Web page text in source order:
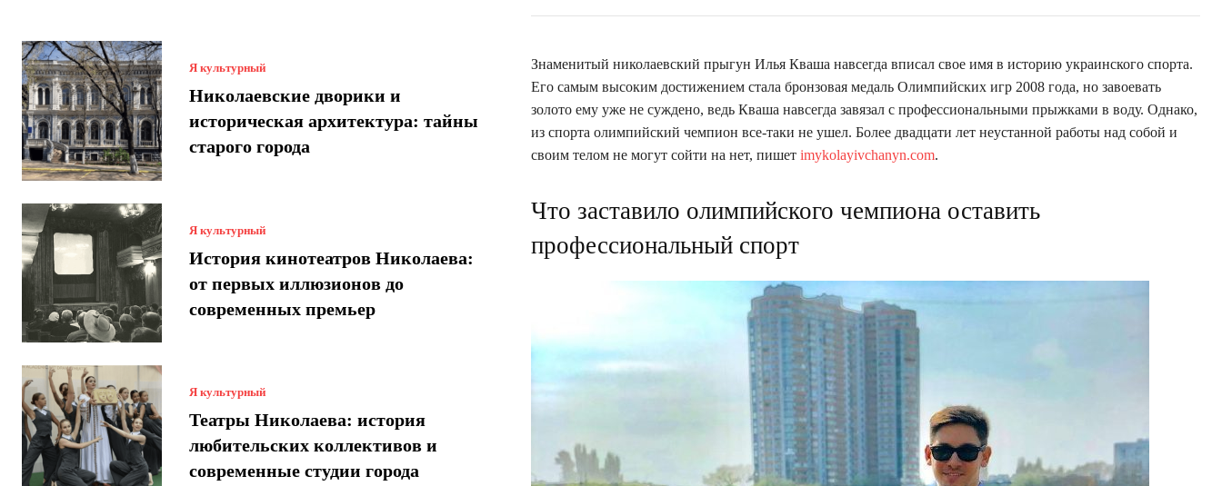
Я культурный
Николаевские дворики и
историческая архитектура: тайны
старого города
Я культурный
История кинотеатров Николаева:
от первых иллюзионов до
современных премьер
Я культурный
Театры Николаева: история
любительских коллективов и
современные студии города
Знаменитый николаевский прыгун Илья Кваша навсегда вписал свое имя в историю украинского спорта.
Его самым высоким достижением стала бронзовая медаль Олимпийских игр 2008 года, но завоевать
золото ему уже не суждено, ведь Кваша навсегда завязал с профессиональными прыжками в воду. Однако,
из спорта олимпийский чемпион все-таки не ушел. Более двадцати лет неустанной работы над собой и
своим телом не могут сойти на нет, пишет imykolayivchanyn.com.
Что заставило олимпийского чемпиона оставить
профессиональный спорт